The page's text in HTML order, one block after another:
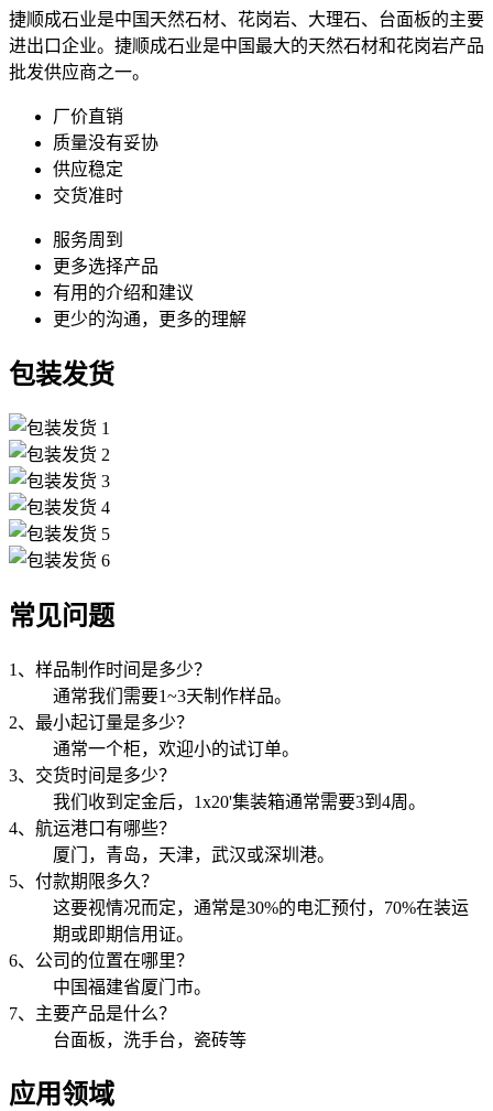
捷顺成石业是中国天然石材、花岗岩、大理石、台面板的主要
进出口企业。捷顺成石业是中国最大的天然石材和花岗岩产品
批发供应商之一。
厂价直销
质量没有妥协
供应稳定
交货准时
服务周到
更多选择产品
有用的介绍和建议
更少的沟通，更多的理解
包装发货
常见问题
1、样品制作时间是多少？
通常我们需要1~3天制作样品。
2、最小起订量是多少？
通常一个柜，欢迎小的试订单。
3、交货时间是多少？
我们收到定金后，1x20'集装箱通常需要3到4周。
4、航运港口有哪些？
厦门，青岛，天津，武汉或深圳港。
5、付款期限多久？
这要视情况而定，通常是30%的电汇预付，70%在装运
期或即期信用证。
6、公司的位置在哪里？
中国福建省厦门市。
7、主要产品是什么？
台面板，洗手台，瓷砖等
应用领域